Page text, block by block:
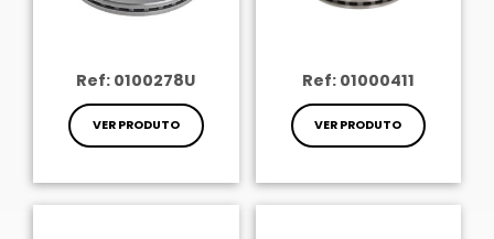
Ref: 0100278U
VER PRODUTO
Ref: 01000411
VER PRODUTO